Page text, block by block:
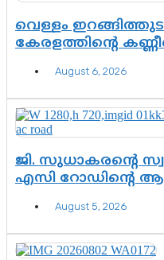
വെള്ളം
കേരളത്തിന്റെ
August 6, 2026
ജി. സുധാകരന്റെ
എസി റോഡിന്റെ
August 5, 2026